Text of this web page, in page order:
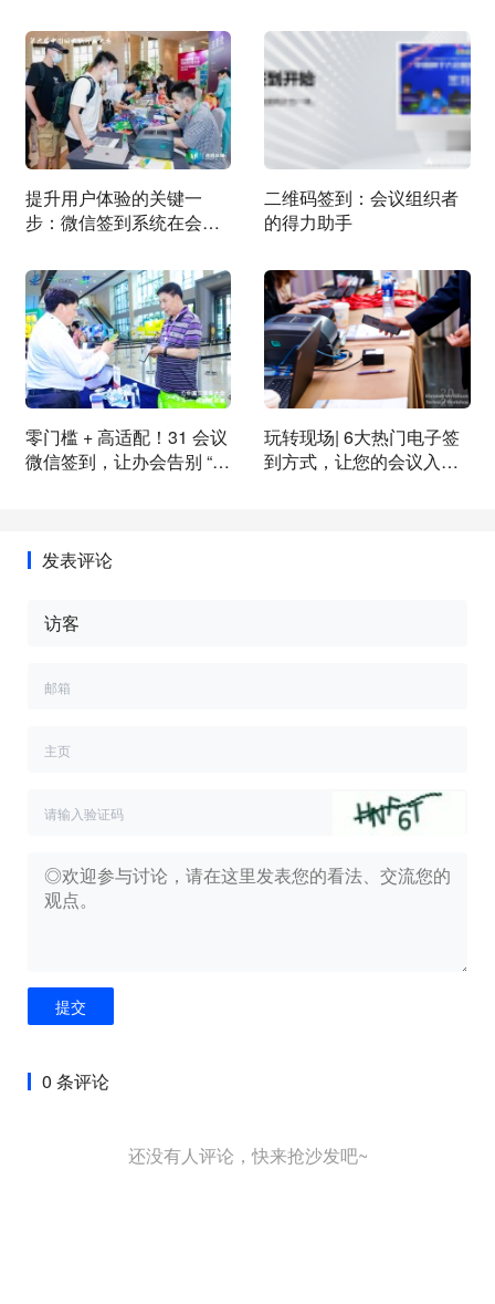
提升用户体验的关键一
步：微信签到系统在会展
​二维码签到：会议组织者
的得力助手
零门槛 + 高适配！31 会议
微信签到，让办会告别 “技
玩转现场| 6大热门电子签
到方式，让您的会议入场
发表评论
提交
0 条评论
还没有人评论，快来抢沙发吧~